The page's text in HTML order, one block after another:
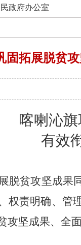
政府办公室
固拓展脱贫
喀喇沁旗
有效
脱贫攻坚成果
权责明确、管
攻坚成果、全